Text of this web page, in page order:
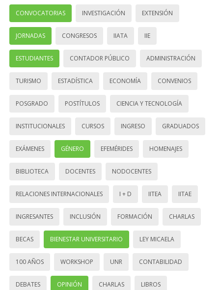
CONVOCATORIAS INVESTIGACIÓN EXTENSIÓN
JORNADAS CONGRESOS IIATA IIE
ESTUDIANTES CONTADOR PÚBLICO ADMINISTRACIÓN
TURISMO ESTADÍSTICA ECONOMÍA CONVENIOS
POSGRADO POSTÍTULOS CIENCIA Y TECNOLOGÍA
INSTITUCIONALES CURSOS INGRESO GRADUADOS
EXÁMENES GÉNERO EFEMÉRIDES HOMENAJES
BIBLIOTECA DOCENTES NODOCENTES
RELACIONES INTERNACIONALES I + D IITEA IITAE
INGRESANTES INCLUSIÓN FORMACIÓN CHARLAS
BECAS BIENESTAR UNIVERSITARIO LEY MICAELA
100 AÑOS WORKSHOP UNR CONTABILIDAD
DEBATES OPINIÓN CHARLAS LIBROS